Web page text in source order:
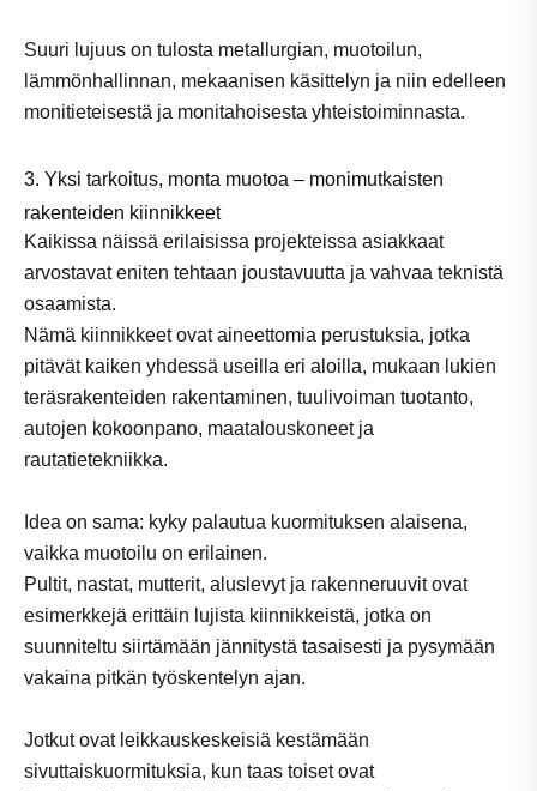
Suuri lujuus on tulosta metallurgian, muotoilun,
lämmönhallinnan, mekaanisen käsittelyn ja niin edelleen
monitieteisestä ja monitahoisesta yhteistoiminnasta.
3. Yksi tarkoitus, monta muotoa – monimutkaisten
rakenteiden kiinnikkeet
Kaikissa näissä erilaisissa projekteissa asiakkaat
arvostavat eniten tehtaan joustavuutta ja vahvaa teknistä
osaamista.
Nämä kiinnikkeet ovat aineettomia perustuksia, jotka
pitävät kaiken yhdessä useilla eri aloilla, mukaan lukien
teräsrakenteiden rakentaminen, tuulivoiman tuotanto,
autojen kokoonpano, maatalouskoneet ja
rautatietekniikka.
Idea on sama: kyky palautua kuormituksen alaisena,
vaikka muotoilu on erilainen.
Pultit, nastat, mutterit, aluslevyt ja rakenneruuvit ovat
esimerkkejä erittäin lujista kiinnikkeistä, jotka on
suunniteltu siirtämään jännitystä tasaisesti ja pysymään
vakaina pitkän työskentelyn ajan.
Jotkut ovat leikkauskeskeisiä kestämään
sivuttaiskuormituksia, kun taas toiset ovat